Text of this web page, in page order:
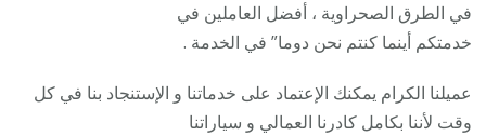
في الطرق الصحراوية ، أفضل العاملين في
خدمتكم أينما كنتم نحن دوما” في الخدمة .
عميلنا الكرام يمكنك الإعتماد على خدماتنا و الإستنجاد بنا في كل
وقت لأننا بكامل كادرنا العمالي و سياراتنا